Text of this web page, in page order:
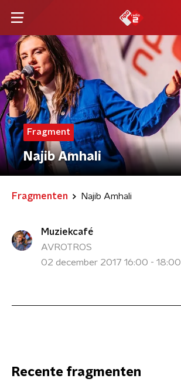
Fragment
Najib Amhali
Fragmenten Najib Amhali
Muziekcafé
AVROTROS
02 december 2017 16:00 - 18:00
Recente fragmenten